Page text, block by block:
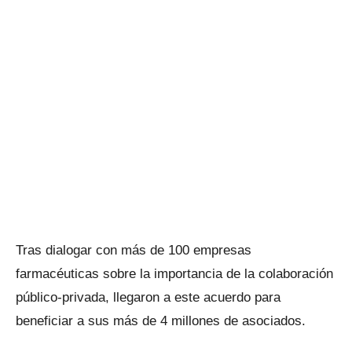
Tras dialogar con más de 100 empresas
farmacéuticas sobre la importancia de la colaboración
público-privada, llegaron a este acuerdo para
beneficiar a sus más de 4 millones de asociados.